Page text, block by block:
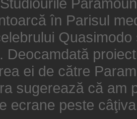
în Parisul
Deocamdată
ei de către
sugerează că am
ecrane peste